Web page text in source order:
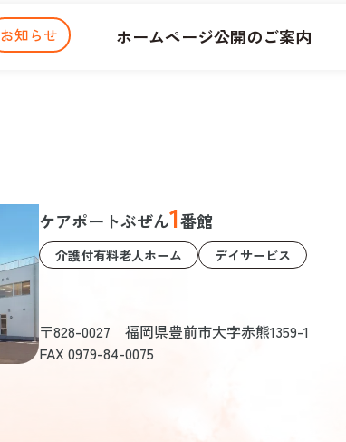
スタッフ紹介
お知らせ
お知らせ ホームページ公開のご案内
ケアポートぶぜん1番館
介護付有料老人ホーム デイサービス
〒828-0027 福岡県豊前市大字赤熊1359-1
FAX 0979-84-0075